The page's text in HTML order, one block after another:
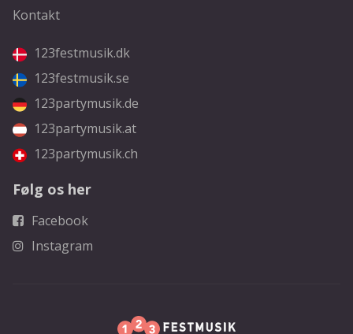
Kontakt
123festmusik.dk
123festmusik.se
123partymusik.de
123partymusik.at
123partymusik.ch
Følg os her
Facebook
Instagram